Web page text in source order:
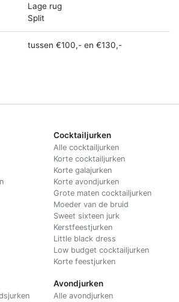
Lage rug
Split
tussen €100,- en €130,-
Cocktailjurken
Alle cocktailjurken
Korte cocktailjurken
Korte galajurken
Korte avondjurken
Grote maten cocktailjurken
Moeder van de bruid
Sweet sixteen jurk
Kerstfeestjurken
Little black dress
Low budget cocktailjurken
Korte feestjurken
Avondjurken
Alle avondjurken